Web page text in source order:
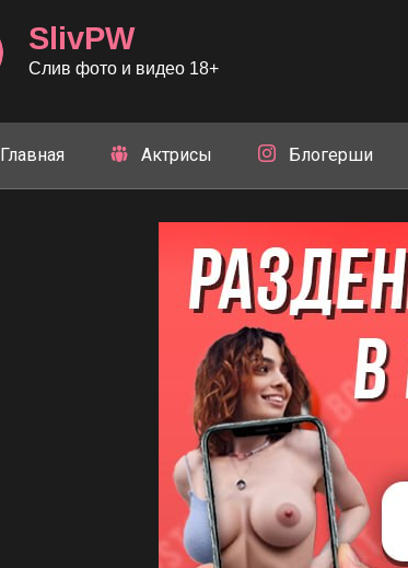
SlivPW
Слив фото и видео 18+
Главная Актрисы Блогерши